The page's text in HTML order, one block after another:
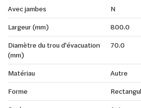
Avec jambes
N
Largeur (mm)
800.0
Diamètre du trou d'évacuation
(mm)
70.0
Matériau
Autre
Forme